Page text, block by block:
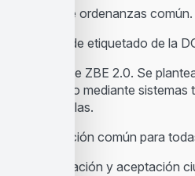
Modelo de ordenanzas común.
-Sistema de etiquetado de la
-Modelo de ZBE 2.0. Se
automático mediante
de matrículas.
-Señalización común para
-Comunicación y aceptación